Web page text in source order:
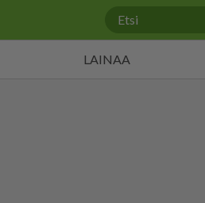
LAINAA